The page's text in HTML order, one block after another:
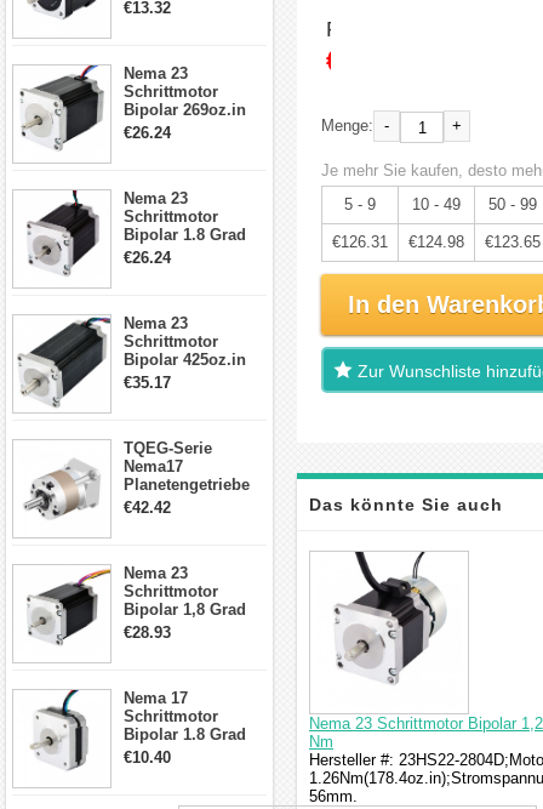
€13.32
Nema 23
Schrittmotor
Bipolar 269oz.in
2,8A 57x57x76mm
€26.24
Nema 23
Schrittmotor
Bipolar 1.8 Grad
1.9Nm 3A 3.36V 4
€26.24
Nema 23
Schrittmotor
Bipolar 425oz.in
4.2A 57x57x114mm
€35.17
TQEG-Serie
Nema17
Planetengetriebe
5:1 Spiel 15Arc-
€42.42
Nema 23
Schrittmotor
Bipolar 1,8 Grad
2,83Nm 4 A 2,26V
€28.93
Nema 17
Schrittmotor
Bipolar 1.8 Grad
8.7Ncm 1A 3.5V 4
€10.40
Preis:
€132.96
Menge: - +
Je mehr Sie kaufen, desto
5 - 9
10 - 49 50 - 99
€126.31 €124.98 €123.65
In den
Zur Wunschliste
Das könnte Sie auch
interessieren
Nema 23 Schrittmotor Bipolar
Nm
Hersteller #: 23HS22-
56mm.